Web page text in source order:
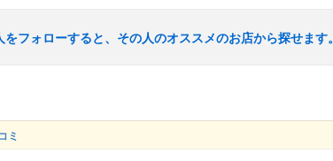
フォローすると、その人のオススメのお店から探せます。
ミ